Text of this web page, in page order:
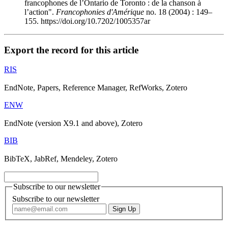
francophones de l’Ontario de Toronto : de la chanson à
l’action". Francophonies d'Amérique no. 18 (2004) : 149–
155. https://doi.org/10.7202/1005357ar
Export the record for this article
RIS
EndNote, Papers, Reference Manager, RefWorks, Zotero
ENW
EndNote (version X9.1 and above), Zotero
BIB
BibTeX, JabRef, Mendeley, Zotero
Subscribe to our newsletter
Subscribe to our newsletter